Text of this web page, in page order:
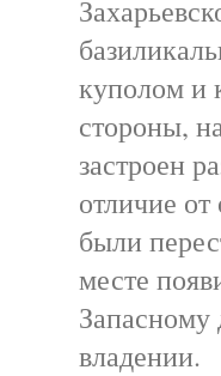
куполом и
стороны,
застроен
отличие
были
месте
Запасному
владении.